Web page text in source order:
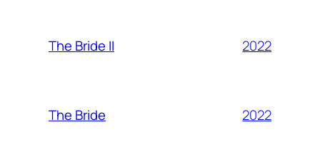
The Bride II 2022
The Bride 2022